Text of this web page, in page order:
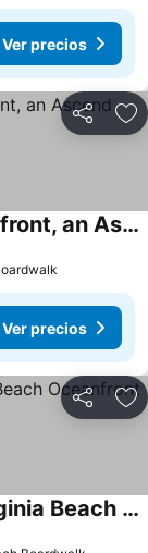
Ver precios
Compartir
Surfbreak Virginia Beach Oceanfront, an Ascend Collection Hotel
Ver precios
Compartir
SpringHill Suites by Marriott Virginia Beach Oceanfront